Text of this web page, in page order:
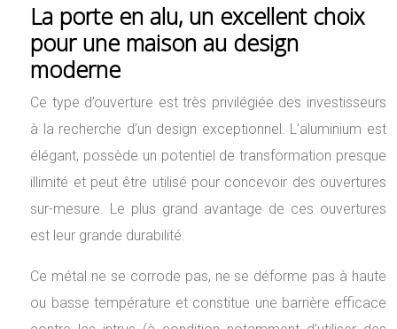
La porte en alu, un excellent choix
pour une maison au design
moderne
Ce type d’ouverture est très privilégiée des investisseurs
à la recherche d’un design exceptionnel. L’aluminium est
élégant, possède un potentiel de transformation presque
illimité et peut être utilisé pour concevoir des ouvertures
sur-mesure. Le plus grand avantage de ces ouvertures
est leur grande durabilité.
Ce métal ne se corrode pas, ne se déforme pas à haute
ou basse température et constitue une barrière efficace